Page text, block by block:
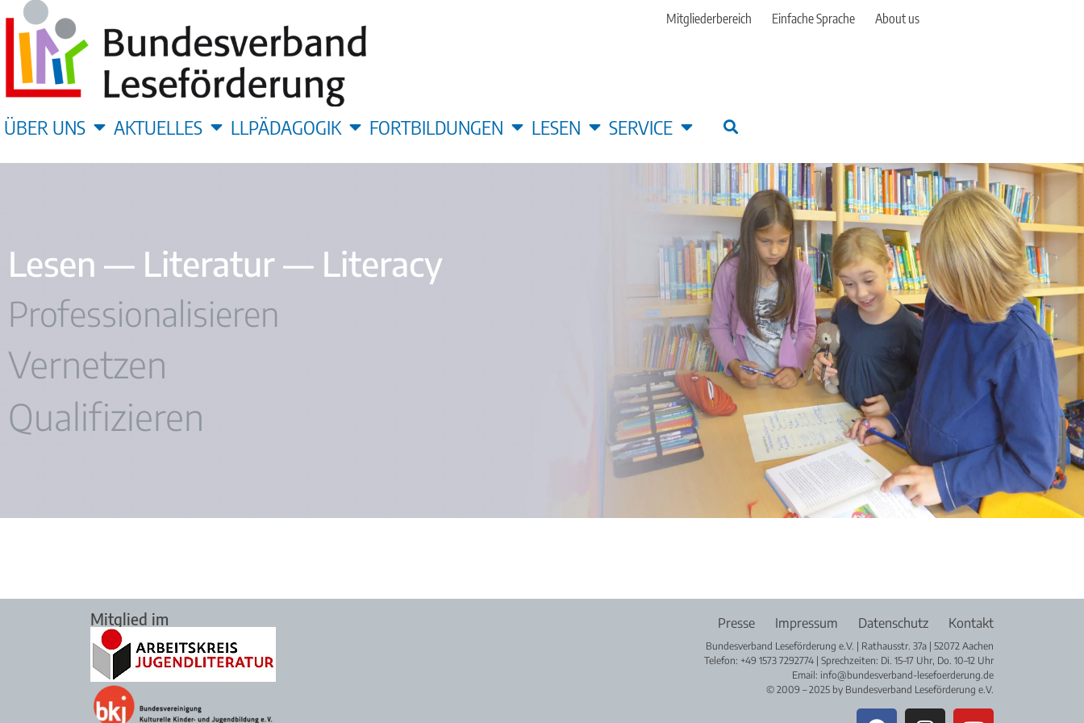
Mitgliederbereich Einfache Sprache About us
ÜBER UNS AKTUELLES LLPÄDAGOGIK FORTBILDUNGEN LESEN SERVICE
Lesen — Literatur — Literacy
Professionalisieren
Vernetzen
Qualifizieren
Mitglied im Presse Impressum Datenschutz Kontakt
Bundesverband Leseförderung e.V. | Rathausstr. 37a | 52072 Aachen
Telefon: +49 1573 7292774 | Sprechzeiten: Di. 15–17 Uhr, Do. 10–12 Uhr
Email: info@bundesverband-lesefoerderung.de
© 2009 – 2025 by Bundesverband Leseförderung e.V.